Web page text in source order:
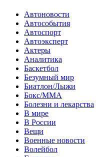
Автоновости
Автособытия
Автоспорт
Автоэксперт
Актеры
Аналитика
Баскетбол
Безумный мир
Биатлон/Лыжи
Бокс/MMA
Болезни и лекарства
В мире
В России
Вещи
Военные новости
Волейбол